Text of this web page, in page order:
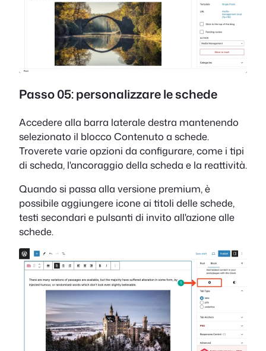
Passo 05: personalizzare le schede
Accedere alla barra laterale destra mantenendo
selezionato il blocco Contenuto a schede.
Troverete varie opzioni da configurare, come i tipi
di scheda, l'ancoraggio della scheda e la reattività.
Quando si passa alla versione premium, è
possibile aggiungere icone ai titoli delle schede,
testi secondari e pulsanti di invito all'azione alle
schede.